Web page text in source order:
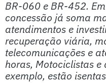
BR-060 e BR-452.
concessão já soma
atendimentos e
recuperação viária,
telecomunicações e
horas, Motociclistas
exemplo, estão